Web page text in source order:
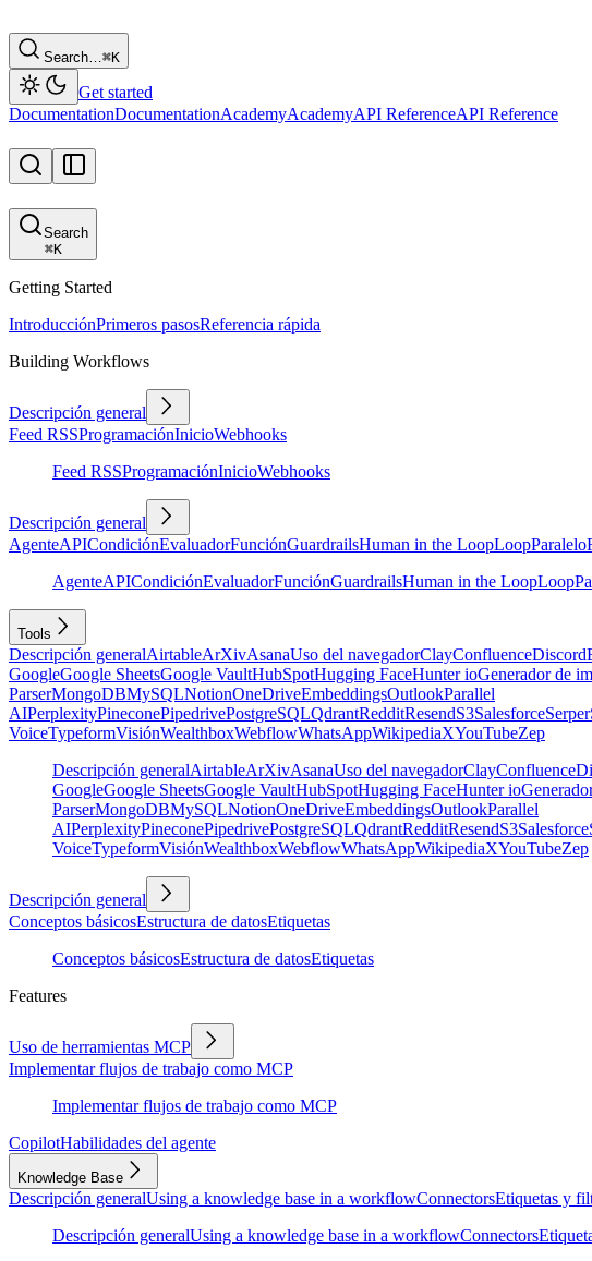
Search…⌘K
Get started
DocumentationDocumentationAcademyAcademyAPI ReferenceAPI Reference
Search
⌘K
Getting Started
IntroducciónPrimeros pasosReferencia rápida
Building Workflows
Descripción general
Feed RSSProgramaciónInicioWebhooks
Feed RSSProgramaciónInicioWebhooks
Descripción general
AgenteAPICondiciónEvaluadorFunciónGuardrailsHuman in the LoopLoopParalelo
AgenteAPICondiciónEvaluadorFunciónGuardrailsHuman in the LoopLoop
Tools
Descripción generalAirtableArXivAsanaUso del navegadorClayConfluenceDiscord
GoogleGoogle SheetsGoogle VaultHubSpotHugging FaceHunter ioGenerador de
ParserMongoDBMySQLNotionOneDriveEmbeddingsOutlookParallel
AIPerplexityPineconePipedrivePostgreSQLQdrantRedditResendS3SalesforceSerper
VoiceTypeformVisiónWealthboxWebflowWhatsAppWikipediaXYouTubeZep
Descripción generalAirtableArXivAsanaUso del navegadorClayConfluence
GoogleGoogle SheetsGoogle VaultHubSpotHugging FaceHunter io
ParserMongoDBMySQLNotionOneDriveEmbeddingsOutlookParallel
AIPerplexityPineconePipedrivePostgreSQLQdrantRedditResendS3Salesforce
VoiceTypeformVisiónWealthboxWebflowWhatsAppWikipediaXYouTubeZep
Descripción general
Conceptos básicosEstructura de datosEtiquetas
Conceptos básicosEstructura de datosEtiquetas
Features
Uso de herramientas MCP
Implementar flujos de trabajo como MCP
Implementar flujos de trabajo como MCP
CopilotHabilidades del agente
Knowledge Base
Descripción generalUsing a knowledge base in a workflowConnectorsEtiquetas y
Descripción generalUsing a knowledge base in a workflowConnectors